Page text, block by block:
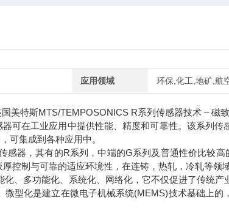
应用领域 环保,化工,地矿,航
国美特斯MTS/TEMPOSONICS R系列传感器技术 – 磁
可在工业应用中提供性能、精度和可靠性。该系列传
可集成到各种应用中。
感器，其有的R系列，中端的G系列及普通性价比较
控制与可靠的适应环境性，在连铸，热轧，冷轧等领
、多功能化、系统化、网络化，它不仅促进了传统
型化是建立在微电子机械系统(MEMS)技术基础上的